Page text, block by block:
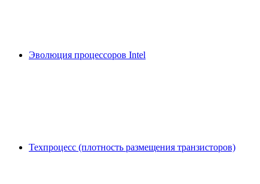
Эволюция процессоров Intel
Техпроцесс (плотность размещения транзисторов)